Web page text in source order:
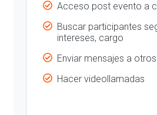
Acceso post evento a
Buscar participantes
intereses, cargo
Enviar mensajes a
Hacer videollamadas